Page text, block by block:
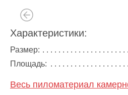
Характеристики:
Размер:
Площадь:
Весь пиломатериал